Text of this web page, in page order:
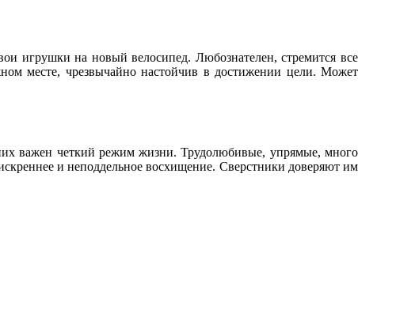
игрушки на новый велосипед. Любознателен, стремится все
месте, чрезвычайно настойчив в достижении цели. Может
важен четкий режим жизни. Трудолюбивые, упрямые, много
и неподдельное восхищение. Сверстники доверяют им